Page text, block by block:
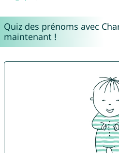
Quiz des prénoms avec
maintenant !